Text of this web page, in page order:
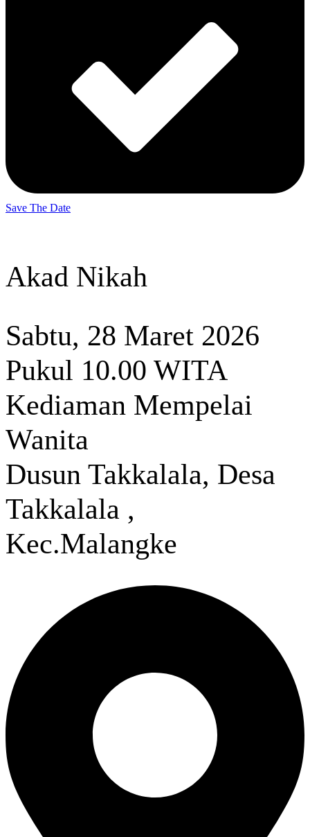
Save The Date
Akad Nikah
Sabtu, 28 Maret 2026
Pukul 10.00 WITA
Kediaman Mempelai
Wanita
Dusun Takkalala, Desa
Takkalala ,
Kec.Malangke